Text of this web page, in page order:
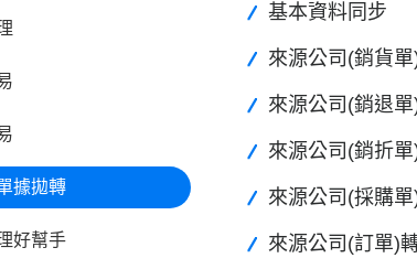
據拋轉
好幫手
基本資料同步
來源公司(銷貨
來源公司(銷退
來源公司(銷折
來源公司(採購
來源公司(訂單)